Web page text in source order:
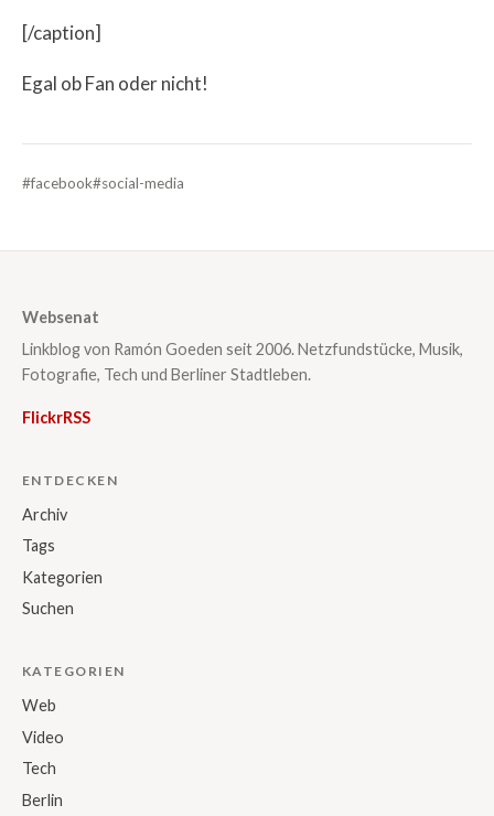
[/caption]
Egal ob Fan oder nicht!
#facebook#social-media
Websenat
Linkblog von Ramón Goeden seit 2006. Netzfundstücke, Musik,
Fotografie, Tech und Berliner Stadtleben.
FlickrRSS
ENTDECKEN
Archiv
Tags
Kategorien
Suchen
KATEGORIEN
Web
Video
Tech
Berlin